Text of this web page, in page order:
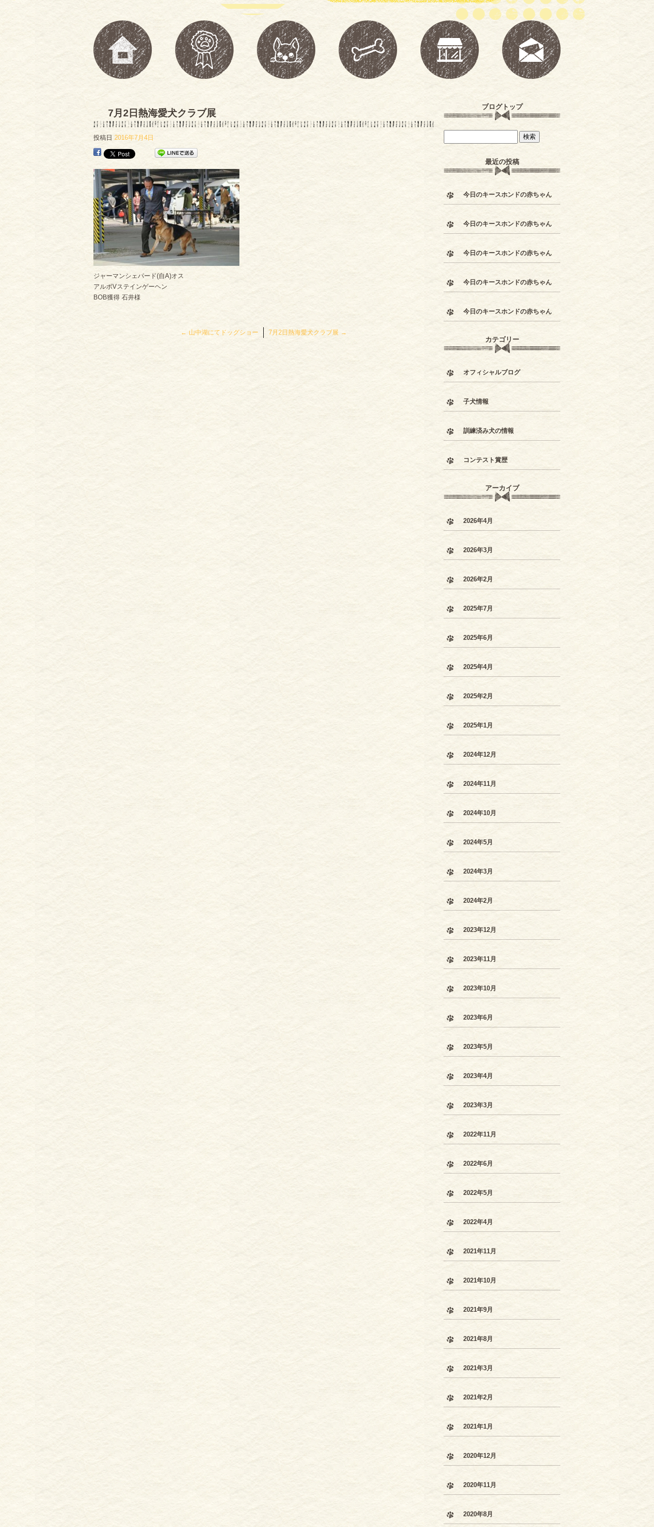
7月2日熱海愛犬クラブ展
投稿日 2016年7月4日
ジャーマンシェパード(自A)オス
アルボVステインゲーヘン
BOB獲得 石井様
← 山中湖にてドッグショー 7月2日熱海愛犬クラブ展 →
ブログトップ
最近の投稿
今日のキースホンドの赤ちゃん
今日のキースホンドの赤ちゃん
今日のキースホンドの赤ちゃん
今日のキースホンドの赤ちゃん
今日のキースホンドの赤ちゃん
カテゴリー
オフィシャルブログ
子犬情報
訓練済み犬の情報
コンテスト賞歴
アーカイブ
2026年4月
2026年3月
2026年2月
2025年7月
2025年6月
2025年4月
2025年2月
2025年1月
2024年12月
2024年11月
2024年10月
2024年5月
2024年3月
2024年2月
2023年12月
2023年11月
2023年10月
2023年6月
2023年5月
2023年4月
2023年3月
2022年11月
2022年6月
2022年5月
2022年4月
2021年11月
2021年10月
2021年9月
2021年8月
2021年3月
2021年2月
2021年1月
2020年12月
2020年11月
2020年8月